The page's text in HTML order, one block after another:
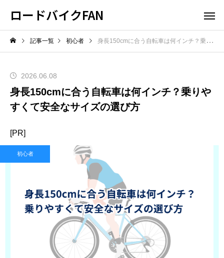
ロードバイクFAN
記事一覧 初心者 身長150cmに合う自転車は何インチ？乗りやすくて安全なサイズの選び方
2026.06.08
身長150cmに合う自転車は何インチ？乗りや
すくて安全なサイズの選び方
[PR]
初心者